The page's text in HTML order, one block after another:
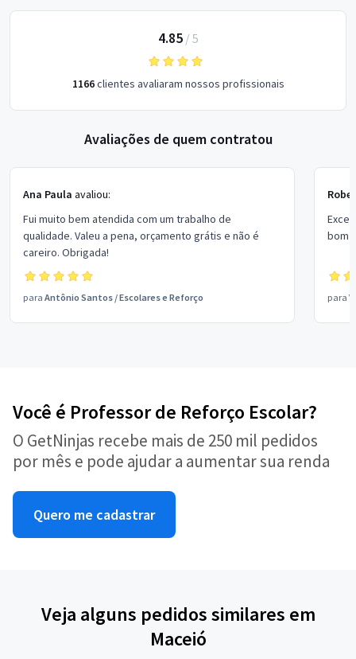
4.85/ 5
1166clientes avaliaram nossos profissionais
Avaliações de quem contratou
Ana Paula avaliou:
Fui muito bem atendida com um trabalho de
qualidade. Valeu a pena, orçamento grátis e não é
careiro. Obrigada!
para Antônio Santos /Escolares e Reforço
bom
para
Você é Professor de Reforço Escolar?
O GetNinjas recebe mais de 250 mil pedidos
por mês e pode ajudar a aumentar sua renda
Quero me cadastrar
Veja alguns pedidos similares em
Maceió